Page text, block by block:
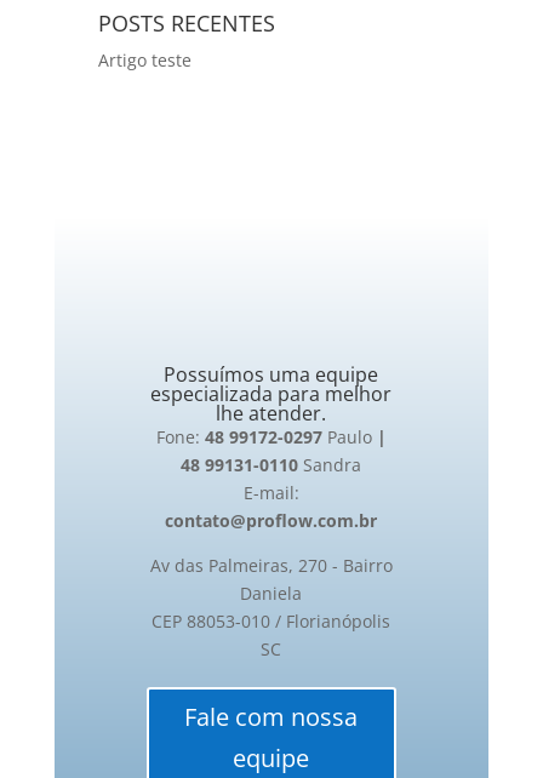
POSTS RECENTES
Artigo teste
Possuímos uma equipe
especializada para melhor
lhe atender.
Fone: 48 99172-0297 Paulo |
48 99131-0110 Sandra
E-mail:
contato@proflow.com.br
Av das Palmeiras, 270 - Bairro
Daniela
CEP 88053-010 / Florianópolis
SC
Fale com nossa
equipe